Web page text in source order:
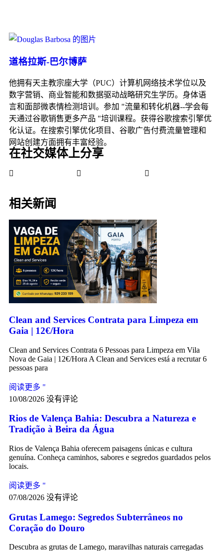
道格拉斯-巴尔博萨
他拥有天主教宗座大学（PUC）计算机网络技术学位以及
数字营销、商业智能和数据驱动战略研究生学历。身体语
言和面部微表情检测培训。参加 "流量和转化机器--学会每
天通过谷歌销售更多产品 "培训课程。获得谷歌搜索引擎优
化认证。在搜索引擎优化项目、谷歌广告付费流量管理和
网站创建方面拥有丰富经验。
在社交媒体上分享
相关新闻
Clean and Services Contrata para Limpeza em
Gaia | 12€/Hora
Clean and Services Contrata 6 Pessoas para Limpeza em Vila
Nova de Gaia | 12€/Hora A Clean and Services está a recrutar 6
pessoas para
阅读更多 "
10/08/2026 没有评论
Rios de Valença Bahia: Descubra a Natureza e
Tradição à Beira da Água
Rios de Valença Bahia oferecem paisagens únicas e cultura
genuína. Conheça caminhos, sabores e segredos guardados pelos
locais.
阅读更多 "
07/08/2026 没有评论
Grutas Lamego: Segredos Subterrâneos no
Coração do Douro
Descubra as grutas de Lamego, maravilhas naturais carregadas